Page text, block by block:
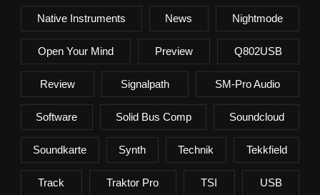
Native Instruments News Nightmode
Open Your Mind Preview Q802USB
Review Signalpath SM-Pro Audio
Software Solid Bus Comp Soundcloud
Soundkarte Synth Technik Tekkfield
Track Traktor Pro TSI USB